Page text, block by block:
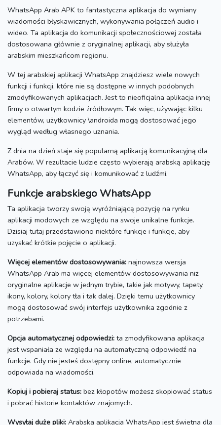
WhatsApp Arab APK to fantastyczna aplikacja do wymiany
wiadomości błyskawicznych, wykonywania połączeń audio i
wideo. Ta aplikacja do komunikacji społecznościowej została
dostosowana głównie z oryginalnej aplikacji, aby służyła
arabskim mieszkańcom regionu.
W tej arabskiej aplikacji WhatsApp znajdziesz wiele nowych
funkcji i funkcji, które nie są dostępne w innych podobnych
zmodyfikowanych aplikacjach.Jest to nieoficjalna aplikacja innej
firmy o otwartym kodzie źródłowym. Tak więc, używając kilku
elementów, użytkownicy \androida mogą dostosować jego
wygląd według własnego uznania.
Z dnia na dzień staje się popularną aplikacją komunikacyjną dla
Arabów. W rezultacie ludzie często wybierają arabską aplikację
WhatsApp, aby łączyć się i komunikować z ludźmi.
Funkcje arabskiego WhatsApp
Ta aplikacja tworzy swoją wyróżniającą pozycję na rynku
aplikacji modowych ze względu na swoje unikalne funkcje.
Dzisiaj tutaj przedstawiono niektóre funkcje i funkcje, aby
uzyskać krótkie pojęcie o aplikacji.
Więcej elementów dostosowywania: najnowsza wersja
WhatsApp Arab ma więcej elementów dostosowywania niż
oryginalne aplikacje w jednym trybie, takie jak motywy, tapety,
ikony, kolory, kolory tła i tak dalej. Dzięki temu użytkownicy
mogą dostosować swój interfejs użytkownika zgodnie z
potrzebami.
Opcja automatycznej odpowiedzi: ta zmodyfikowana aplikacja
jest wspaniała ze względu na automatyczną odpowiedź na
funkcje. Gdy nie jesteś dostępny online, automatycznie
odpowiada na wiadomości.
Kopiuj i pobieraj status: bez kłopotów możesz skopiować status
i pobrać historie kontaktów znajomych.
Wysyłaj duże pliki: Arabska aplikacja WhatsApp jest świetna dla